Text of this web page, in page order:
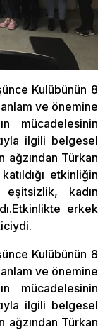
Kulübünün 8
ve önemine
mücadelesinin
ilgili belgesel
ağzından Türkan
etkinliğin
kadın
erkek
Kulübünün 8
ve önemine
mücadelesinin
ilgili belgesel
ağzından Türkan